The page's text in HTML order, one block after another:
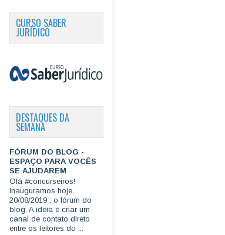
CURSO SABER
JURÍDICO
DESTAQUES DA
SEMANA
FÓRUM DO BLOG -
ESPAÇO PARA VOCÊS
SE AJUDAREM
Olá #concurseiros!
Inauguramos hoje,
20/08/2019 , o fórum do
blog. A ideia é criar um
canal de contato direto
entre os leitores do ...